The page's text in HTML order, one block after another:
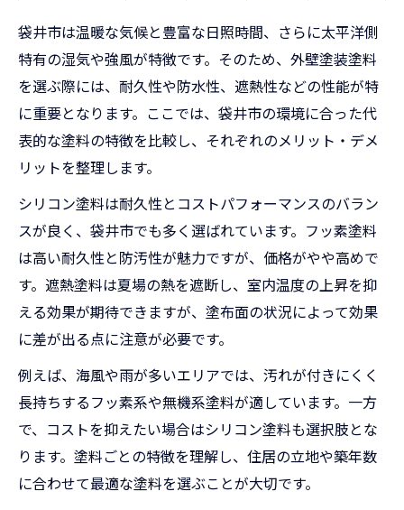
袋井市で人気の塗料ブランド比較術
メーカー選びで押さえるべき実績と信頼性
外壁塗装のブランド選択ポイント
袋井市で使える外壁塗装助成金の最新情報まと
め
助成金申請で押さえるべき条件とは
外壁塗装の補助金を受け取る手順
磐田市など周辺地域との助成金比較
助成金制度の最新動向をチェック
外壁塗装で後悔しない色選びのコツと注意点
人気色・避けたい色の外壁塗装色見本表
外壁塗装で後悔しやすい色選びとは
袋井市で映える外壁カラーの選び方
近隣との調和を考えた色選定の秘訣
失敗しないための配色ポイント
袋井市は温暖な気候と豊富な日照時間、さらに太平洋側
特有の湿気や強風が特徴です。そのため、外壁塗装塗料
を選ぶ際には、耐久性や防水性、遮熱性などの性能が特
に重要となります。ここでは、袋井市の環境に合った代
表的な塗料の特徴を比較し、それぞれのメリット・デメ
リットを整理します。
シリコン塗料は耐久性とコストパフォーマンスのバラン
スが良く、袋井市でも多く選ばれています。フッ素塗料
は高い耐久性と防汚性が魅力ですが、価格がやや高めで
す。遮熱塗料は夏場の熱を遮断し、室内温度の上昇を抑
える効果が期待できますが、塗布面の状況によって効果
に差が出る点に注意が必要です。
例えば、海風や雨が多いエリアでは、汚れが付きにくく
長持ちするフッ素系や無機系塗料が適しています。一方
で、コストを抑えたい場合はシリコン塗料も選択肢とな
ります。塗料ごとの特徴を理解し、住居の立地や築年数
に合わせて最適な塗料を選ぶことが大切です。